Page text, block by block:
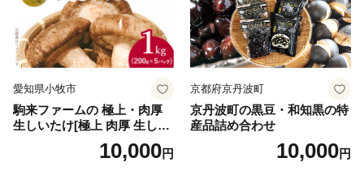
成28年7月に解除となり復興が目に見えて進んできてい
る状況です。
愛知県小牧市
駒来ファームの 極上・肉厚
生しいたけ[極上 肉厚 生しい
たけ 生シイタケ 生椎茸 安心
安全 国産 採れたて 新鮮 きの
10,000円
京都府京丹波町
京丹波町の黒豆・和知黒の特
産品詰め合わせ
10,000円